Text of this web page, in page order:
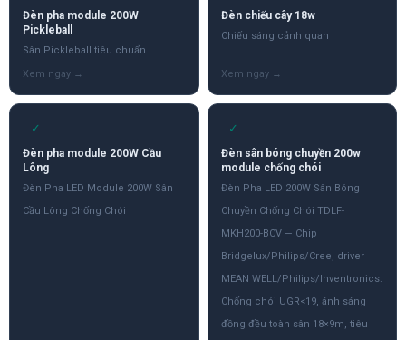
Đèn pha module 200W
Pickleball
Sân Pickleball tiêu chuẩn
Đèn chiếu cây 18w
Chiếu sáng cảnh quan
✓
Đèn pha module 200W Cầu
Lông
Đèn Pha LED Module 200W Sân
Cầu Lông Chống Chói
✓
Đèn sân bóng chuyền 200w
module chống chói
Đèn Pha LED 200W Sân Bóng
Chuyền Chống Chói TDLF-
MKH200-BCV — Chip
Bridgelux/Philips/Cree, driver
MEAN WELL/Philips/Inventronics.
Chống chói UGR<19, ánh sáng
đồng đều toàn sân 18×9m, tiêu